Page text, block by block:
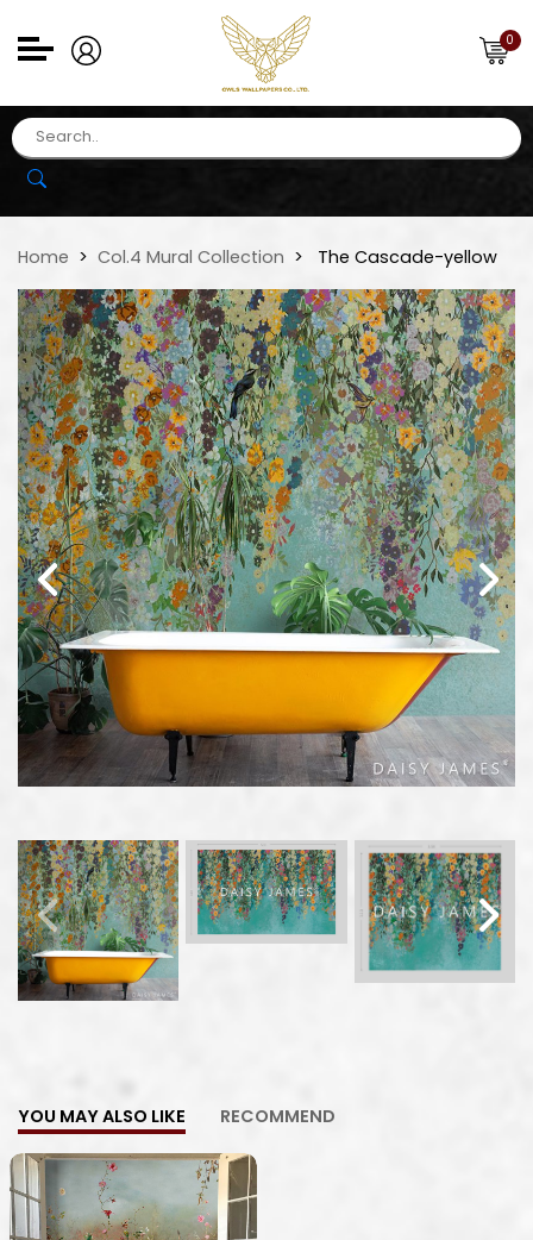
0
Home Col.4 Mural Collection The Cascade-yellow
YOU MAY ALSO LIKE RECOMMEND